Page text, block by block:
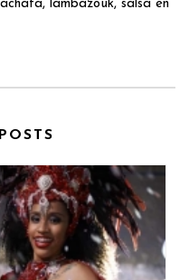
lambazouk, salsa en